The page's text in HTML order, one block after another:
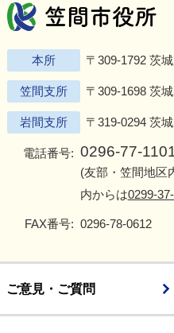
本所 〒309-1792 茨
笠間支所 〒309-1698 茨
岩間支所 〒319-0294 茨
電話番号: 0296-77-
(友部・笠間地区
内からは0299-
FAX番号: 0296-78-0612
ご意見・ご質問